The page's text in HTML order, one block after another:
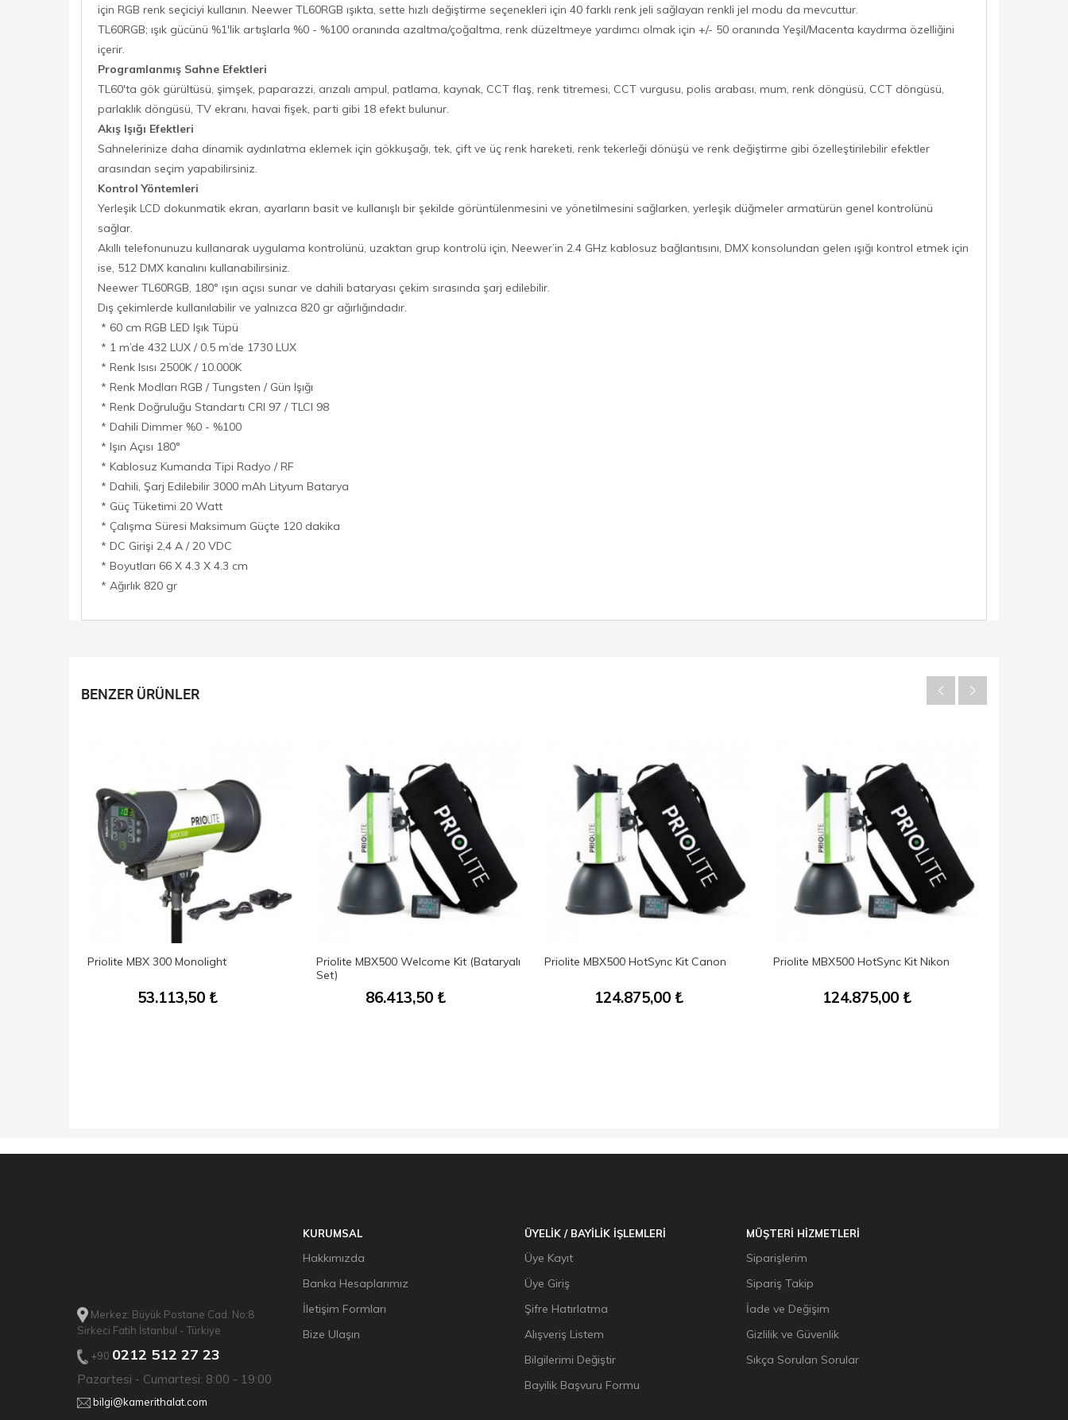
için RGB renk seçiciyi kullanın. Neewer TL60RGB ışıkta, sette hızlı değiştirme seçenekleri için 40 farklı renk jeli sağlayan renkli jel modu da mevcuttur.
TL60RGB; ışık gücünü %1'lik artışlarla %0 - %100 oranında azaltma/çoğaltma, renk düzeltmeye yardımcı olmak için +/- 50 oranında Yeşil/Macenta kaydırma özelliğini
içerir.
Programlanmış Sahne Efektleri
TL60'ta gök gürültüsü, şimşek, paparazzi, arızalı ampul, patlama, kaynak, CCT flaş, renk titremesi, CCT vurgusu, polis arabası, mum, renk döngüsü, CCT döngüsü,
parlaklık döngüsü, TV ekranı, havai fişek, parti gibi 18 efekt bulunur.
Akış Işığı Efektleri
Sahnelerinize daha dinamik aydınlatma eklemek için gökkuşağı, tek, çift ve üç renk hareketi, renk tekerleği dönüşü ve renk değiştirme gibi özelleştirilebilir efektler
arasından seçim yapabilirsiniz.
Kontrol Yöntemleri
Yerleşik LCD dokunmatik ekran, ayarların basit ve kullanışlı bir şekilde görüntülenmesini ve yönetilmesini sağlarken, yerleşik düğmeler armatürün genel kontrolünü
sağlar.
Akıllı telefonunuzu kullanarak uygulama kontrolünü, uzaktan grup kontrolü için, Neewer’in 2.4 GHz kablosuz bağlantısını, DMX konsolundan gelen ışığı kontrol etmek için
ise, 512 DMX kanalını kullanabilirsiniz.
Neewer TL60RGB, 180° ışın açısı sunar ve dahili bataryası çekim sırasında şarj edilebilir.
Dış çekimlerde kullanılabilir ve yalnızca 820 gr ağırlığındadır.
* 60 cm RGB LED Işık Tüpü
* 1 m’de 432 LUX / 0.5 m’de 1730 LUX
* Renk Isısı 2500K / 10.000K
* Renk Modları RGB / Tungsten / Gün Işığı
* Renk Doğruluğu Standartı CRI 97 / TLCI 98
* Dahili Dimmer %0 - %100
* Işın Açısı 180°
* Kablosuz Kumanda Tipi Radyo / RF
* Dahili, Şarj Edilebilir 3000 mAh Lityum Batarya
* Güç Tüketimi 20 Watt
* Çalışma Süresi Maksimum Güçte 120 dakika
* DC Girişi 2,4 A / 20 VDC
* Boyutları 66 X 4.3 X 4.3 cm
* Ağırlık 820 gr
BENZER ÜRÜNLER
Priolite MBX 300 Monolight
53.113,50₺
Priolite MBX500 Welcome Kit (Bataryalı
Set)
86.413,50 ₺
Priolite MBX500 HotSync Kit Canon
124.875,00₺
Priolite MBX500 HotSync Kit Nıkon
124.875,00 ₺
Merkez: Büyük Postane Cad. No:8
Sirkeci Fatih İstanbul - Türkiye
+90 0212 512 27 23
Pazartesi - Cumartesi: 8:00 - 19:00
bilgi@kamerithalat.com
KURUMSAL
Hakkımızda
Banka Hesaplarımız
İletişim Formları
Bize Ulaşın
ÜYELİK / BAYİLİK İŞLEMLERİ
Üye Kayıt
Üye Giriş
Şifre Hatırlatma
Alışveriş Listem
Bilgilerimi Değiştir
Bayilik Başvuru Formu
MÜŞTERİ HİZMETLERİ
Siparişlerim
Sipariş Takip
İade ve Değişim
Gizlilik ve Güvenlik
Sıkça Sorulan Sorular